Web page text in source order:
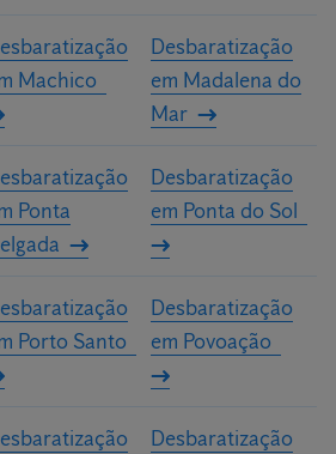
Machico
Desbaratização
em Madalena do
Mar
Ponta
Desbaratização
em Ponta do Sol
Porto Santo
Desbaratização
em Povoação
Desbaratização